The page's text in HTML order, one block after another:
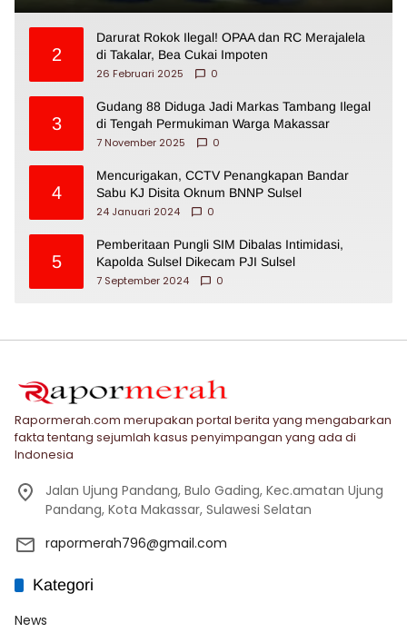
2
Darurat Rokok Ilegal! OPAA dan RC Merajalela
di Takalar, Bea Cukai Impoten
26 Februari 2025
0
3
Gudang 88 Diduga Jadi Markas Tambang Ilegal
di Tengah Permukiman Warga Makassar
7 November 2025
0
4
Mencurigakan, CCTV Penangkapan Bandar
Sabu KJ Disita Oknum BNNP Sulsel
24 Januari 2024
0
5
Pemberitaan Pungli SIM Dibalas Intimidasi,
Kapolda Sulsel Dikecam PJI Sulsel
7 September 2024
0
Rapormerah.com merupakan portal berita yang mengabarkan
fakta tentang sejumlah kasus penyimpangan yang ada di
Indonesia
Jalan Ujung Pandang, Bulo Gading, Kec.amatan Ujung
Pandang, Kota Makassar, Sulawesi Selatan
rapormerah796@gmail.com
Kategori
News